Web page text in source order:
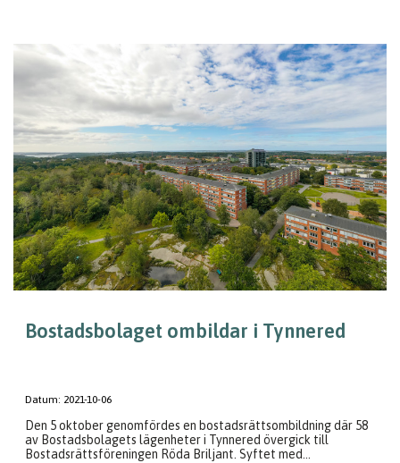
Bostadsbolaget ombildar i Tynnered
Datum: 2021-10-06
Den 5 oktober genomfördes en bostadsrättsombildning där 58
av Bostadsbolagets lägenheter i Tynnered övergick till
Bostadsrättsföreningen Röda Briljant. Syftet med...